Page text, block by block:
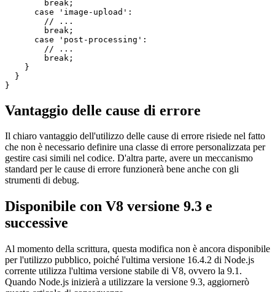
    switch(err) {
      case 'image-minification':
        // handle the minification error,
        // which is available by accessing
        // 'err.cause'.
        break;
      case 'image-upload':
        // ...
        break;
      case 'post-processing':
        break;
    }
Vantaggio delle cause di errore
Il chiaro vantaggio dell'utilizzo delle cause di errore risiede nel fatto
gestire casi simili nel codice. D'altra parte, avere un meccanismo
standard per le cause di errore funzionerà bene anche con gli
strumenti di debug.
Disponibile con V8 versione 9.3 e
successive